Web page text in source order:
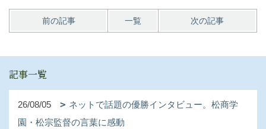
前の記事 一覧 次の記事
記事一覧
26/08/05
ネットで話題の優勝インタビュー。松商学
園・松宗監督の言葉に感動